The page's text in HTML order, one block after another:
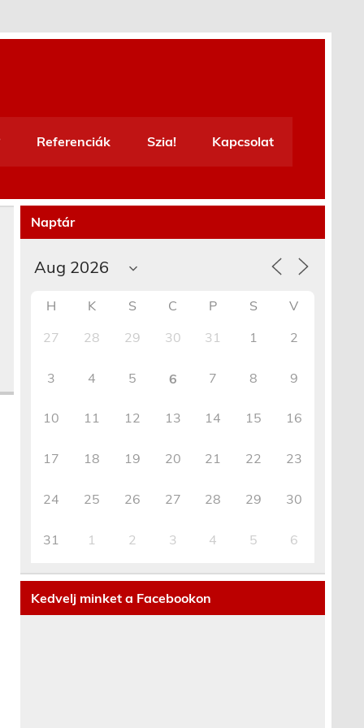
Referenciák Szia! Kapcsolat
Naptár
H K S C P S
V
27
28 29 30 31 1 2
3 4 5 6 7 8 9
10 11 12 13 14 15 16
17 18 19 20 21 22 23
24 25 26 27 28 29 30
31 1 2 3 4 5 6
Kedvelj minket a Facebookon